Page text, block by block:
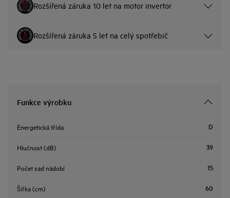
Rozšířená záruka 10 let na motor invertor
Rozšířená záruka 5 let na celý spotřebič
Funkce výrobku
Energetická třída D
Hlučnost (dB) 39
Počet sad nádobí 15
Šířka (cm) 60